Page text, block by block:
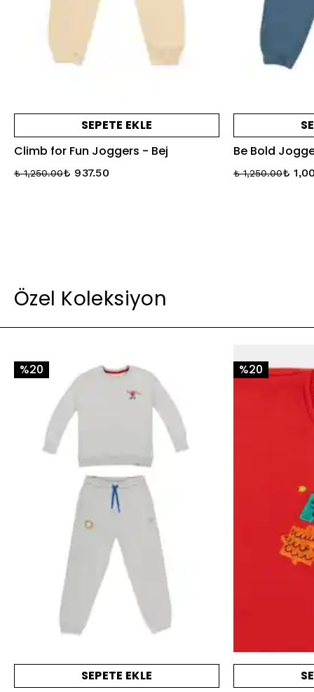
SEPETE EKLE
Climb for Fun Joggers - Bej
₺ 1,250.00₺ 937.50
Be Bold
₺ 1,250.00₺
Özel Koleksiyon
%20
SEPETE EKLE
%20